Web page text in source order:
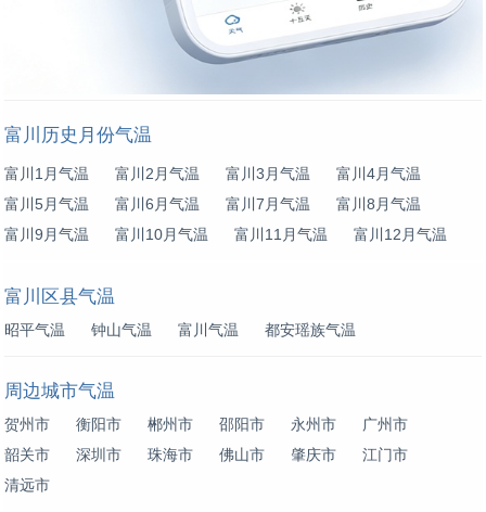
富川历史月份气温
富川1月气温 富川2月气温 富川3月气温
富川4月气温
富川5月气温
富川6月气温 富川7月气温
富川8月气温
富川9月气温
富川10月气温 富川11月气温 富川12月气温
富川区县气温
昭平气温 钟山气温 富川气温 都安瑶族气温
周边城市气温
贺州市 衡阳市 郴州市 邵阳市 永州市
广州市
韶关市
深圳市 珠海市 佛山市 肇庆市
江门市
清远市